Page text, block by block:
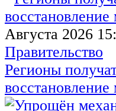
Августа 2026
Правительство
Регионы